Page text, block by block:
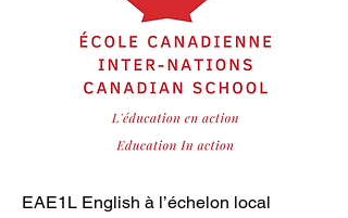
EAE1L English à l’échelon local